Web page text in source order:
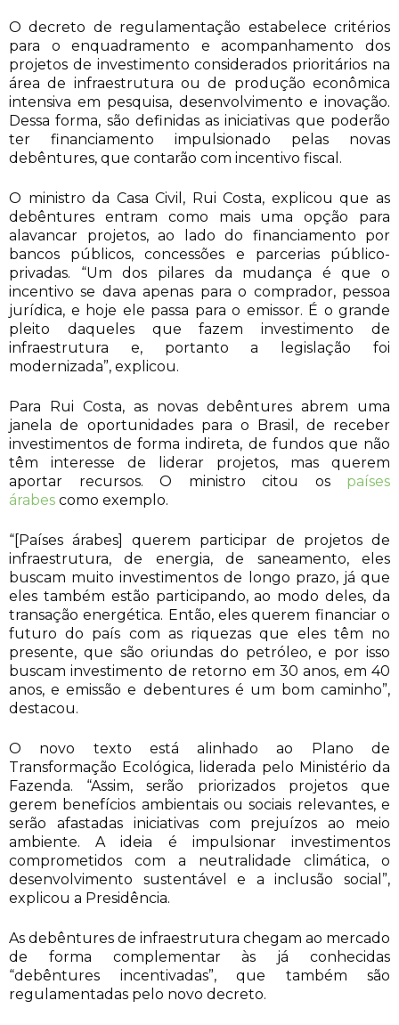
O decreto de regulamentação estabelece critérios
para o enquadramento e acompanhamento dos
projetos de investimento considerados prioritários na
área de infraestrutura ou de produção econômica
intensiva em pesquisa, desenvolvimento e inovação.
Dessa forma, são definidas as iniciativas que poderão
ter financiamento impulsionado pelas novas
debêntures, que contarão com incentivo fiscal.
O ministro da Casa Civil, Rui Costa, explicou que as
debêntures entram como mais uma opção para
alavancar projetos, ao lado do financiamento por
bancos públicos, concessões e parcerias público-
privadas. “Um dos pilares da mudança é que o
incentivo se dava apenas para o comprador, pessoa
jurídica, e hoje ele passa para o emissor. É o grande
pleito daqueles que fazem investimento de
infraestrutura e, portanto a legislação foi
modernizada”, explicou.
Para Rui Costa, as novas debêntures abrem uma
janela de oportunidades para o Brasil, de receber
investimentos de forma indireta, de fundos que não
têm interesse de liderar projetos, mas querem
aportar recursos. O ministro citou os países
árabes como exemplo.
“[Países árabes] querem participar de projetos de
infraestrutura, de energia, de saneamento, eles
buscam muito investimentos de longo prazo, já que
eles também estão participando, ao modo deles, da
transação energética. Então, eles querem financiar o
futuro do país com as riquezas que eles têm no
presente, que são oriundas do petróleo, e por isso
buscam investimento de retorno em 30 anos, em 40
anos, e emissão e debentures é um bom caminho”,
destacou.
O novo texto está alinhado ao Plano de
Transformação Ecológica, liderada pelo Ministério da
Fazenda. “Assim, serão priorizados projetos que
gerem benefícios ambientais ou sociais relevantes, e
serão afastadas iniciativas com prejuízos ao meio
ambiente. A ideia é impulsionar investimentos
comprometidos com a neutralidade climática, o
desenvolvimento sustentável e a inclusão social”,
explicou a Presidência.
As debêntures de infraestrutura chegam ao mercado
de forma complementar às já conhecidas
“debêntures incentivadas”, que também são
regulamentadas pelo novo decreto.